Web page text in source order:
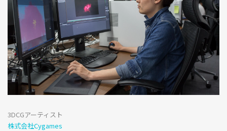
3DCGアーティスト
株式会社Cygames